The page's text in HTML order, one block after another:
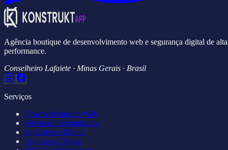
Agência boutique de desenvolvimento web e segurança digital de alta
performance.
Conselheiro Lafaiete · Minas Gerais · Brasil
Serviços
Desenvolvimento Web
Sistemas Customizados
Aplicativos Mobile
Segurança Digital